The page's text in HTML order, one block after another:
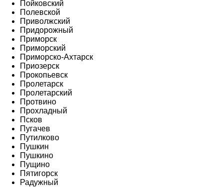
Пойковский
Полевской
Приволжский
Придорожный
Приморск
Приморский
Приморско-Ахтарск
Приозерск
Прокопьевск
Пролетарск
Пролетарский
Протвино
Прохладный
Псков
Пугачев
Путилково
Пушкин
Пушкино
Пущино
Пятигорск
Радужный